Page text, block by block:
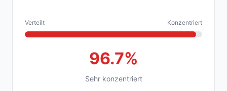
Verteilt Konzentriert
96.7%
Sehr konzentriert